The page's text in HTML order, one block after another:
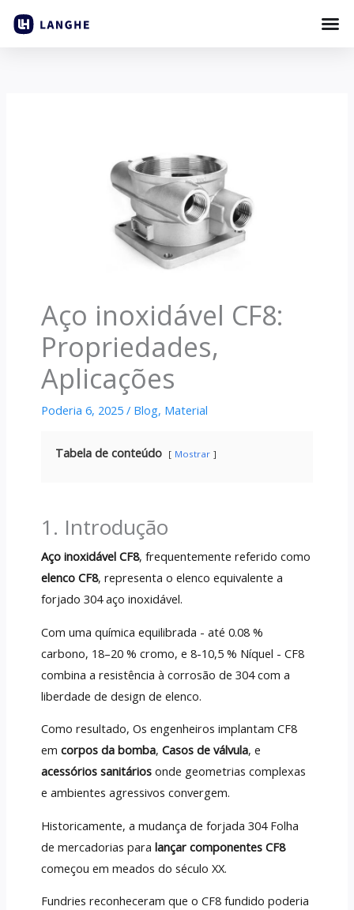
para
Aço inoxidável CF8:
Propriedades,
Aplicações
Poderia 6, 2025 / Blog, Material
Tabela de conteúdo Mostrar
1. Introdução
Aço inoxidável CF8, frequentemente referido como
elenco CF8, representa o elenco equivalente a
forjado 304 aço inoxidável.
Com uma química equilibrada - até 0.08 %
carbono, 18–20 % cromo, e 8-10,5 % Níquel - CF8
combina a resistência à corrosão de 304 com a
liberdade de design de elenco.
Como resultado, Os engenheiros implantam CF8
em corpos da bomba, Casos de válvula, e
acessórios sanitáriosonde geometrias complexas
e ambientes agressivos convergem.
Historicamente, a mudança de forjada 304 Folha
de mercadorias para lançar componentes CF8
começou em meados do século XX.
Fundries reconheceram que o CF8 fundido poderia